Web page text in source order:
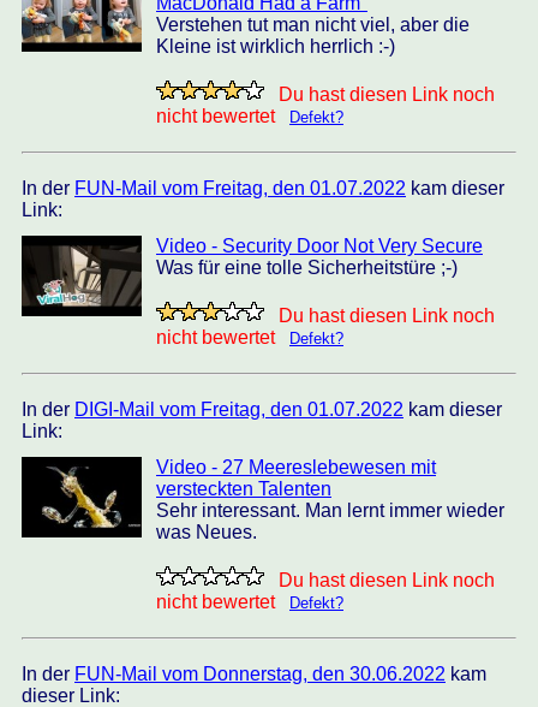
Verstehen tut man nicht viel, aber die
Kleine ist wirklich herrlich :-)
Du hast diesen Link noch
nicht bewertet
Defekt?
In der FUN-Mail vom Freitag, den 01.07.2022 kam dieser
Link:
Video - Security Door Not Very Secure
Was für eine tolle Sicherheitstüre ;-)
Du hast diesen Link noch
nicht bewertet
Defekt?
In der DIGI-Mail vom Freitag, den 01.07.2022 kam dieser
Link:
Video - 27 Meereslebewesen mit
versteckten Talenten
Sehr interessant. Man lernt immer wieder
was Neues.
Du hast diesen Link noch
nicht bewertet
Defekt?
In der FUN-Mail vom Donnerstag, den 30.06.2022 kam
dieser Link: